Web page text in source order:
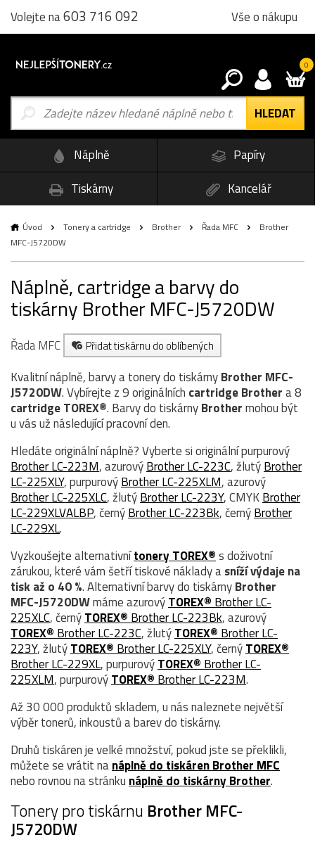
Volejte na603 716 092 Vše o nákupu
0
Náplně
Papíry
Tiskárny
Kancelář
Úvod Tonery a cartridge Brother Řada MFC
Brother
MFC-J5720DW
Náplně, cartridge a barvy do
tiskárny Brother MFC-J5720DW
Řada MFC Přidat tiskárnu do oblíbených
Kvalitní náplně, barvy a tonery do tiskárnyBrother MFC-
J5720DW. Vybírejte z 9 originálních cartridgeBrothera 8
cartridge TOREX®. Barvy do tiskárnyBrothermohou být
u vás už následující pracovní den.
Hledáte originální náplně? Vyberte si originální purpurový
Brother LC-223M, azurovýBrother LC-223C, žlutýBrother
LC-225XLY, purpurovýBrother LC-225XLM, azurový
Brother LC-225XLC, žlutýBrother LC-223Y, CMYKBrother
LC-229XLVALBP, černýBrother LC-223Bk, černýBrother
LC-229XL.
Vyzkoušejte alternativnítonery TOREX®s doživotní
zárukou, které vám šetří tiskové náklady asníží výdaje na
tisk až o 40 %. Alternativní barvy do tiskárnyBrother
MFC-J5720DWmáme azurovýTOREX® Brother LC-
225XLC, černýTOREX® Brother LC-223Bk, azurový
TOREX® Brother LC-223C, žlutýTOREX® Brother LC-
223Y, žlutýTOREX® Brother LC-225XLY, černýTOREX®
Brother LC-229XL, purpurovýTOREX® Brother LC-
225XLM, purpurovýTOREX® Brother LC-223M.
Až 30 000 produktů skladem, u nás naleznete největší
výběr tonerů, inkoustů a barev do tiskárny.
Druhů tiskáren je velké množství, pokud jste se překlikli,
můžete se vrátit nanáplně do tiskáren Brother MFC
nebo rovnou na stránku náplně do tiskárny Brother.
Tonery pro tiskárnu Brother MFC-
J5720DW